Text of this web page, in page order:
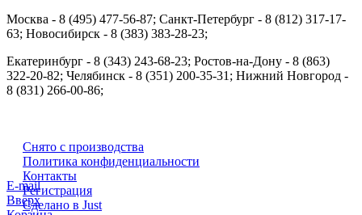
Москва - 8 (495) 477-56-87; Санкт-Петербург - 8 (812) 317-17-
63; Новосибирск - 8 (383) 383-28-23;
Екатеринбург - 8 (343) 243-68-23; Ростов-на-Дону - 8 (863)
322-20-82; Челябинск - 8 (351) 200-35-31; Нижний Новгород -
8 (831) 266-00-86;
Снято с производства
Политика конфиденциальности
Контакты
Регистрация
Сделано в Just
E-mail
Вверх